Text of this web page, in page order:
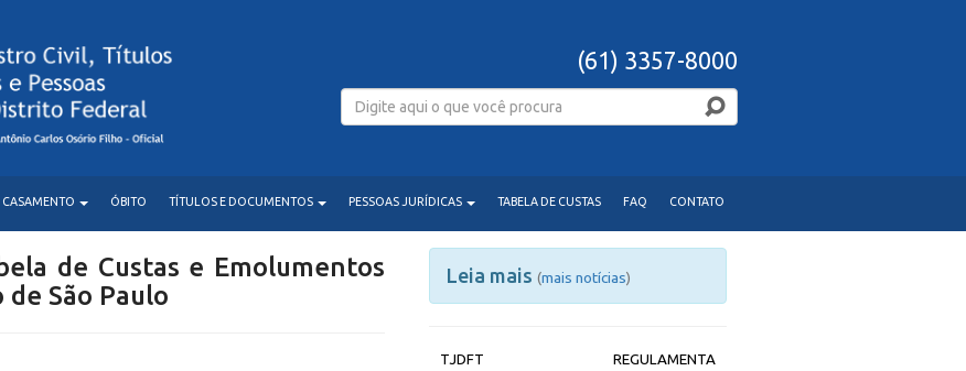
(61) 3357-8000
CASAMENTO ÓBITO TÍTULOS E DOCUMENTOS PESSOAS JURÍDICAS TABELA DE CUSTAS FAQ CONTATO
de Custas e Emolumentos
São Paulo
Leia mais (mais notícias)
TJDFT REGULAMENTA